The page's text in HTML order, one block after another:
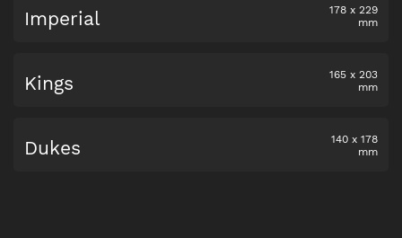
Imperial 178 x 229
mm
Kings 165 x 203
mm
Dukes 140 x 178
mm